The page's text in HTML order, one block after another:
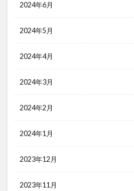
2024年6月
2024年5月
2024年4月
2024年3月
2024年2月
2024年1月
2023年12月
2023年11月